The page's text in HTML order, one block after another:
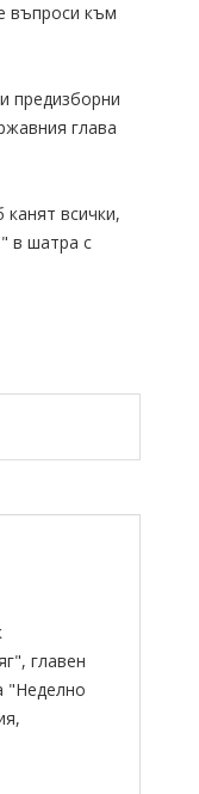
въпроси към
предизборни
глава
всички,
в шатра с
главен
"Неделно